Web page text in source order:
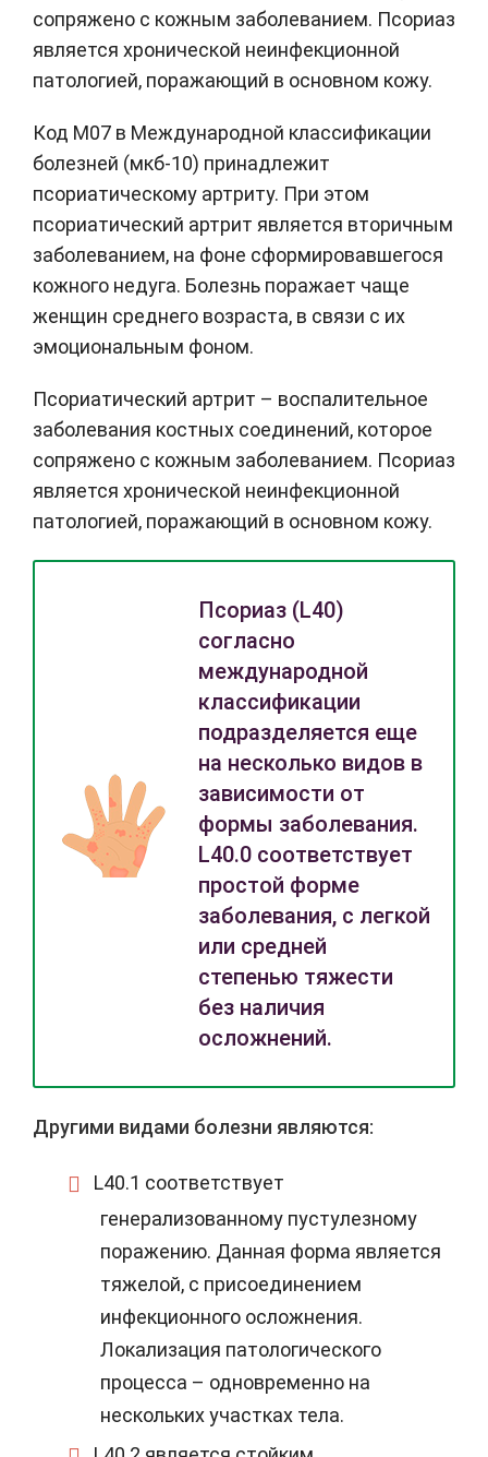
сопряжено с кожным заболеванием. Псориаз
является хронической неинфекционной
патологией, поражающий в основном кожу.
Код М07 в Международной классификации
болезней (мкб-10) принадлежит
псориатическому артриту. При этом
псориатический артрит является вторичным
заболеванием, на фоне сформировавшегося
кожного недуга. Болезнь поражает чаще
женщин среднего возраста, в связи с их
эмоциональным фоном.
Псориатический артрит – воспалительное
заболевания костных соединений, которое
сопряжено с кожным заболеванием. Псориаз
является хронической неинфекционной
патологией, поражающий в основном кожу.
Псориаз (L40)
согласно
международной
классификации
подразделяется еще
на несколько видов в
зависимости от
формы заболевания.
L40.0 соответствует
простой форме
заболевания, с легкой
или средней
степенью тяжести
без наличия
осложнений.
Другими видами болезни являются:
L40.1 соответствует
генерализованному пустулезному
поражению. Данная форма является
тяжелой, с присоединением
инфекционного осложнения.
Локализация патологического
процесса – одновременно на
нескольких участках тела.